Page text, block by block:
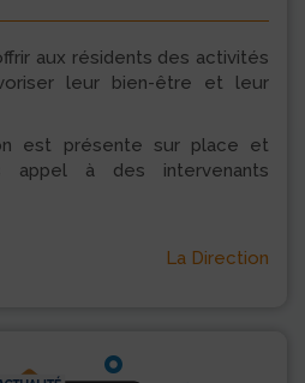
aux résidents des activités
leur bien-être et leur
est présente sur place et
appel à des intervenants
La Direction